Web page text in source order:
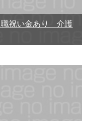
職祝い金あり 介護